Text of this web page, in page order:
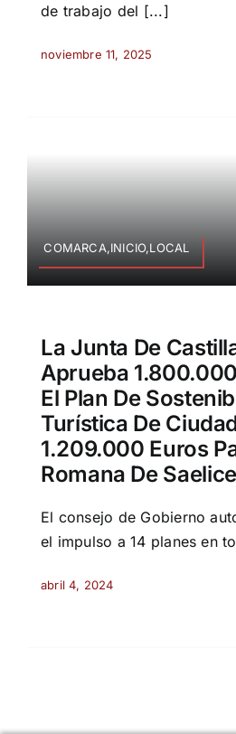
de trabajo del [...]
noviembre 11, 2025
COMARCA,INICIO,LOCAL
La Junta De
Aprueba
El Plan De
Turística De
1.209.000 Euros
Romana De
El consejo de Gobierno
el impulso a 14 planes en
abril 4, 2024